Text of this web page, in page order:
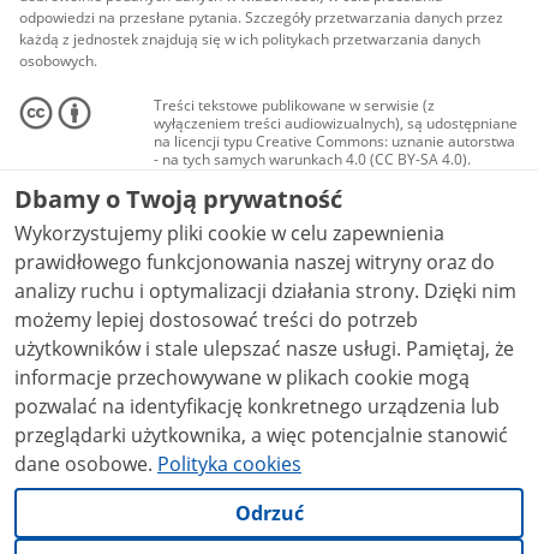
odpowiedzi na przesłane pytania. Szczegóły przetwarzania danych przez
każdą z jednostek znajdują się w ich politykach przetwarzania danych
osobowych.
Treści tekstowe publikowane w serwisie (z
wyłączeniem treści audiowizualnych), są udostępniane
na licencji typu Creative Commons: uznanie autorstwa
- na tych samych warunkach 4.0 (CC BY-SA 4.0).
Materiały audiowizualne, w tym zdjęcia, materiały
audio i wideo, są udostępniane na licencji typu
Creative Commons: uznanie autorstwa użycie
niekomercyjne - bez utworów zależnych 4.0 (CC BY-
NC-ND 4.0), o ile nie jest to stwierdzone inaczej.
Dbamy o Twoją prywatność
Wykorzystujemy pliki cookie w celu zapewnienia
prawidłowego funkcjonowania naszej witryny oraz do
analizy ruchu i optymalizacji działania strony. Dzięki nim
możemy lepiej dostosować treści do potrzeb
użytkowników i stale ulepszać nasze usługi. Pamiętaj, że
informacje przechowywane w plikach cookie mogą
pozwalać na identyfikację konkretnego urządzenia lub
przeglądarki użytkownika, a więc potencjalnie stanowić
dane osobowe. Polityka cookies
Odrzuć